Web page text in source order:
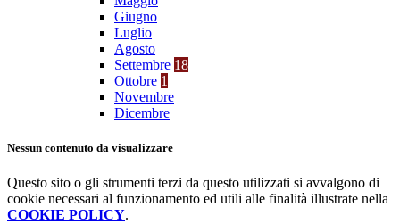
Giugno
Luglio
Agosto
Settembre 18
Ottobre 1
Novembre
Dicembre
Nessun contenuto da visualizzare
Questo sito o gli strumenti terzi da questo utilizzati si avvalgono di
cookie necessari al funzionamento ed utili alle finalità illustrate nella
COOKIE POLICY.